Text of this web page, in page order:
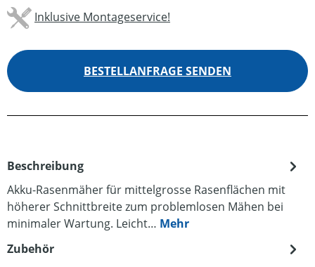
Inklusive Montageservice!
BESTELLANFRAGE SENDEN
Beschreibung
Akku-Rasenmäher für mittelgrosse Rasenflächen mit
höherer Schnittbreite zum problemlosen Mähen bei
minimaler Wartung. Leicht… Mehr
Zubehör